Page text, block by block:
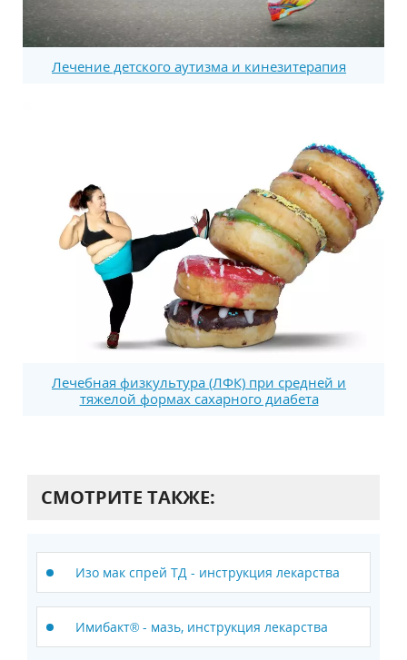
Лечение детского аутизма и кинезитерапия
Лечебная физкультура (ЛФК) при средней и
тяжелой формах сахарного диабета
СМОТРИТЕ ТАКЖЕ:
Изо мак спрей ТД - инструкция лекарства
Имибакт® - мазь, инструкция лекарства